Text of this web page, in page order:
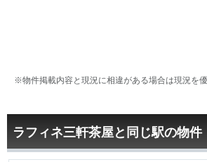
※物件掲載内容と現況に相違がある場合は現況を優
ラフィネ三軒茶屋と同じ駅の物件